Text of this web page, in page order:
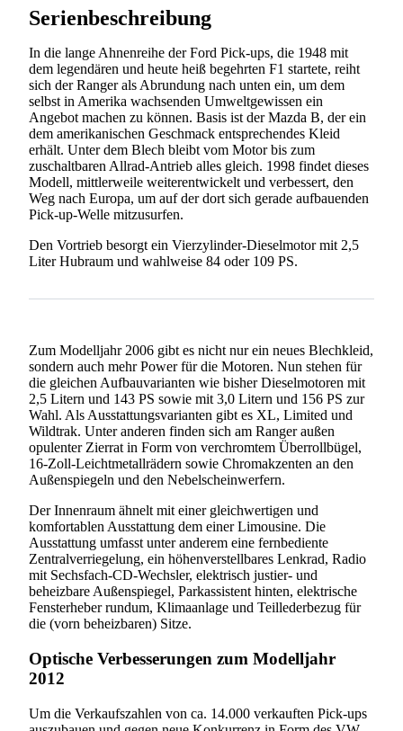
Serienbeschreibung
In die lange Ahnenreihe der Ford Pick-ups, die 1948 mit
dem legendären und heute heiß begehrten F1 startete, reiht
sich der Ranger als Abrundung nach unten ein, um dem
selbst in Amerika wachsenden Umweltgewissen ein
Angebot machen zu können. Basis ist der Mazda B, der ein
dem amerikanischen Geschmack entsprechendes Kleid
erhält. Unter dem Blech bleibt vom Motor bis zum
zuschaltbaren Allrad-Antrieb alles gleich. 1998 findet dieses
Modell, mittlerweile weiterentwickelt und verbessert, den
Weg nach Europa, um auf der dort sich gerade aufbauenden
Pick-up-Welle mitzusurfen.
Den Vortrieb besorgt ein Vierzylinder-Dieselmotor mit 2,5
Liter Hubraum und wahlweise 84 oder 109 PS.
Zum Modelljahr 2006 gibt es nicht nur ein neues Blechkleid,
sondern auch mehr Power für die Motoren. Nun stehen für
die gleichen Aufbauvarianten wie bisher Dieselmotoren mit
2,5 Litern und 143 PS sowie mit 3,0 Litern und 156 PS zur
Wahl. Als Ausstattungsvarianten gibt es XL, Limited und
Wildtrak. Unter anderen finden sich am Ranger außen
opulenter Zierrat in Form von verchromtem Überrollbügel,
16-Zoll-Leichtmetallrädern sowie Chromakzenten an den
Außenspiegeln und den Nebelscheinwerfern.
Der Innenraum ähnelt mit einer gleichwertigen und
komfortablen Ausstattung dem einer Limousine. Die
Ausstattung umfasst unter anderem eine fernbediente
Zentralverriegelung, ein höhenverstellbares Lenkrad, Radio
mit Sechsfach-CD-Wechsler, elektrisch justier- und
beheizbare Außenspiegel, Parkassistent hinten, elektrische
Fensterheber rundum, Klimaanlage und Teillederbezug für
die (vorn beheizbaren) Sitze.
Optische Verbesserungen zum Modelljahr
2012
Um die Verkaufszahlen von ca. 14.000 verkauften Pick-ups